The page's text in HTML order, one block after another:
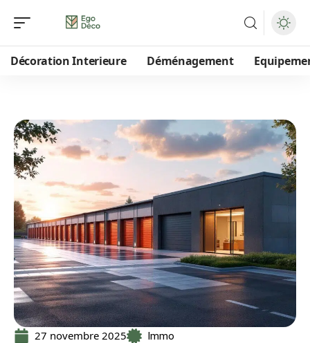
Décoration Interieure Déménagement
27 novembre 2025 Immo